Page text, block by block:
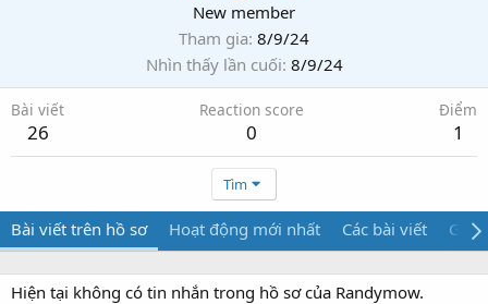
New member
Tham gia 8/9/24
Nhìn thấy lần cuối 8/9/24
Bài viết
26
Reaction score
0
Điểm
1
Tìm
Bài viết trên hồ sơ Hoạt động mới nhất Các bài viết Giới
Hiện tại không có tin nhắn trong hồ sơ của Randymow.